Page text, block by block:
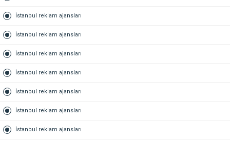
İstanbul reklam ajansları
İstanbul reklam ajansları
İstanbul reklam ajansları
İstanbul reklam ajansları
İstanbul reklam ajansları
İstanbul reklam ajansları
İstanbul reklam ajansları